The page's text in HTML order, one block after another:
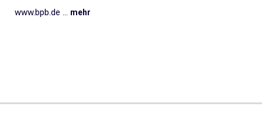
www.bpb.de ... mehr